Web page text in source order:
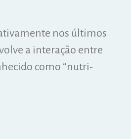
nos últimos
a interação entre
como “nutri-